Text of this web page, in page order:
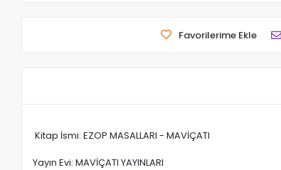
Favorilerime Ekle
Kitap İsmi: EZOP MASALLARI - MAVİÇATI
Yayın Evi: MAVİÇATI YAYINLARI